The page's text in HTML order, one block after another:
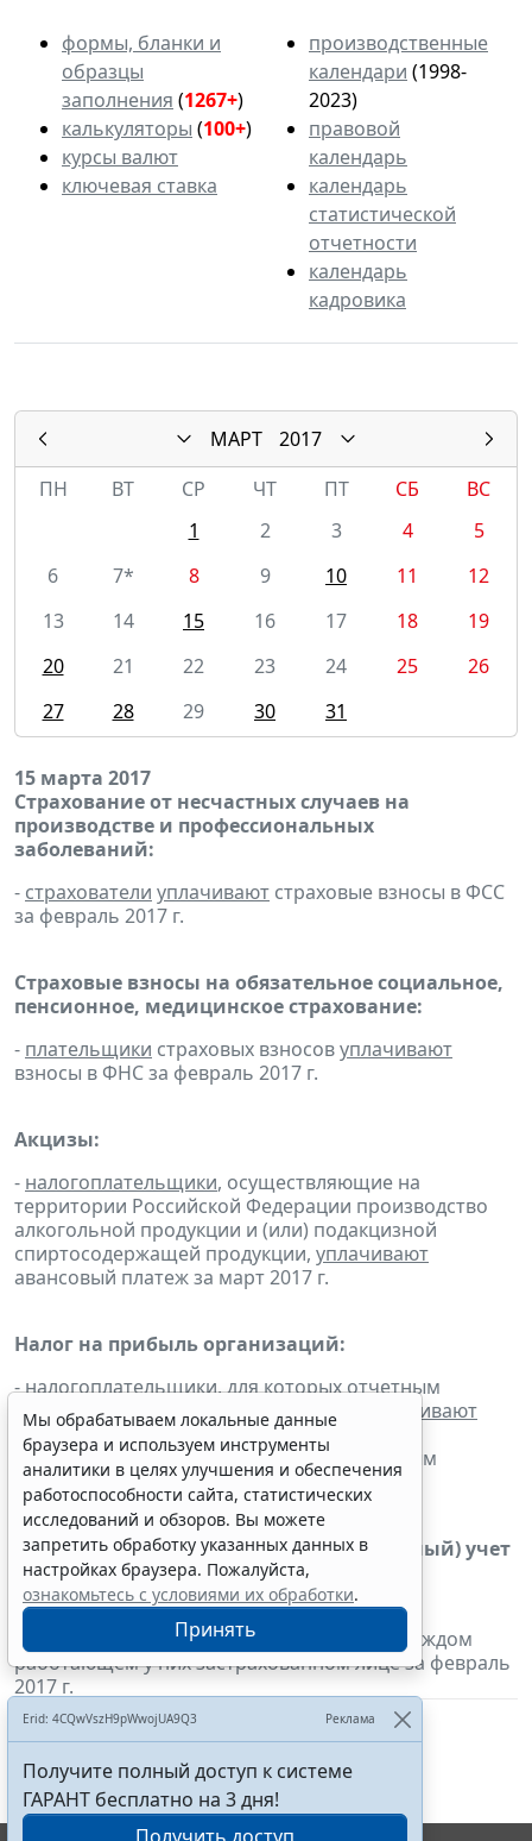
формы, бланки и
образцы
заполнения (1267+)
калькуляторы (100+)
курсы валют
ключевая ставка
производственные
календари (1998-
2023)
правовой
календарь
календарь
статистической
отчетности
календарь
кадровика
МАРТ
2017
ПН
ВТ СР ЧТ ПТ СБ
ВС
1
2 3 4
5
6
7* 8 9 10 11
12
13
14 15 16 17 18
19
20
21 22 23 24 25
26
27
28 29 30 31
15 марта 2017
Страхование от несчастных случаев на
производстве и профессиональных
заболеваний:
- страхователи уплачивают страховые взносы в ФСС
за февраль 2017 г.
Страховые взносы на обязательное социальное,
пенсионное, медицинское страхование:
- плательщики страховых взносовуплачивают
взносы в ФНС за февраль 2017 г.
Акцизы:
- налогоплательщики, осуществляющие на
территории Российской Федерации производство
алкогольной продукции и (или) подакцизной
спиртосодержащей продукции, уплачивают
авансовый платеж за март 2017 г.
Налог на прибыль организаций:
- налогоплательщики, для которых отчетным
периодом по налогу является месяц,
уплачивают
налог с доходов в виде процентов по
государственным и муниципальным ценным
бумагам за февраль 2017 г.
Индивидуальный (персонифицированный) учет
в системе обязательного пенсионного
страхования:
представляют
о каждом
работающем у них застрахованном лице за февраль
2017 г.
Мы обрабатываем локальные данные
браузера и используем инструменты
аналитики в целях улучшения и обеспечения
работоспособности сайта, статистических
исследований и обзоров. Вы можете
запретить обработку указанных данных в
настройках браузера. Пожалуйста,
ознакомьтесь с условиями их обработки.
Принять
Erid: 4CQwVszH9pWwojUA9Q3 Реклама
Получите полный доступ к системе
ГАРАНТ бесплатно на 3 дня!